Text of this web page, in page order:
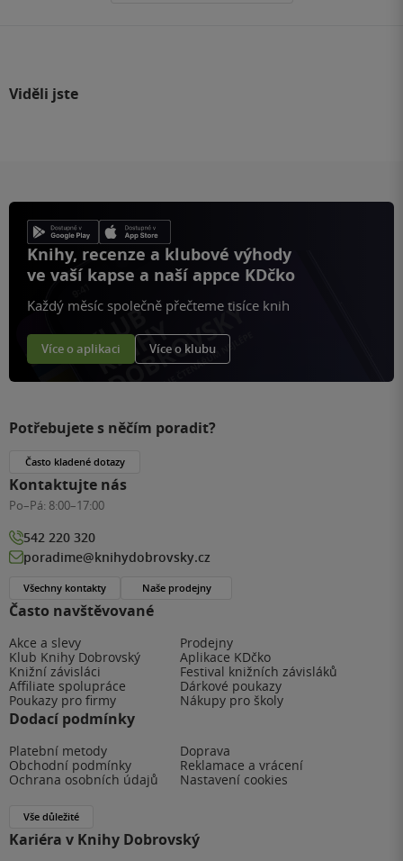
Viděli jste
Knihy, recenze a klubové výhody
ve vaší kapse a naší appce KDčko
Každý měsíc společně přečteme tisíce knih
Více o aplikaci Více o klubu
Často navštěvované
Akce a slevy
Prodejny
Klub Knihy Dobrovský
Aplikace KDčko
Knižní závisláci
Festival knižních závisláků
Affiliate spolupráce
Dárkové poukazy
Poukazy pro firmy
Nákupy pro školy
Dodací podmínky
Platební metody
Doprava
Obchodní podmínky
Reklamace a vrácení
Ochrana osobních údajů
Nastavení cookies
Vše důležité
Kariéra v Knihy Dobrovský
Potřebujete s něčím poradit?
Často kladené dotazy
Kontaktujte nás
Po–Pá: 8:00–17:00
542 220 320
poradime@knihydobrovsky.cz
Všechny kontakty Naše prodejny